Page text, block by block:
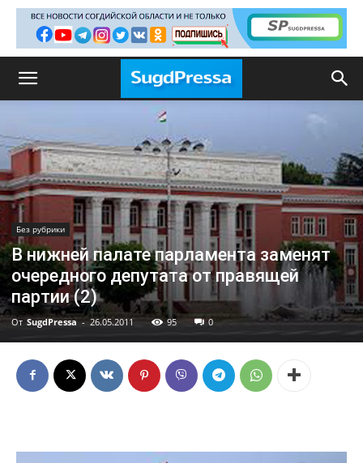
Без рубрики
В нижней палате парламента заменят
очередного депутата от правящей
партии (2)
От SugdPressa - 26.05.2011 95 0